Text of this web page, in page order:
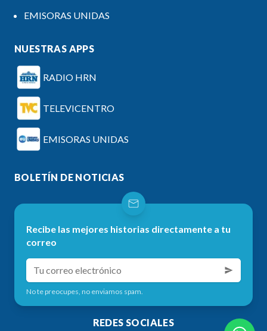
EMISORAS UNIDAS
NUESTRAS APPS
RADIO HRN
TELEVICENTRO
EMISORAS UNIDAS
BOLETÍN DE NOTICIAS
Recibe las mejores historias directamente a tu
correo
No te preocupes, no enviamos spam.
REDES SOCIALES